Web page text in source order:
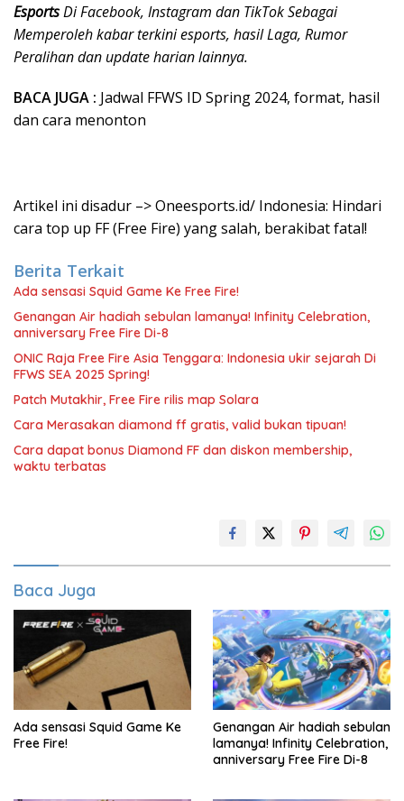
EsportsDi Facebook, Instagram dan TikTok Sebagai
Memperoleh kabar terkini esports, hasil Laga, Rumor
Peralihan dan update harian lainnya.
BACA JUGA : Jadwal FFWS ID Spring 2024, format, hasil
dan cara menonton
Artikel ini disadur –> Oneesports.id/ Indonesia: Hindari
cara top up FF (Free Fire) yang salah, berakibat fatal!
Berita Terkait
Ada sensasi Squid Game Ke Free Fire!
Genangan Air hadiah sebulan lamanya! Infinity Celebration,
anniversary Free Fire Di-8
ONIC Raja Free Fire Asia Tenggara: Indonesia ukir sejarah Di
FFWS SEA 2025 Spring!
Patch Mutakhir, Free Fire rilis map Solara
Cara Merasakan diamond ff gratis, valid bukan tipuan!
Cara dapat bonus Diamond FF dan diskon membership,
waktu terbatas
Baca Juga
Ada sensasi Squid Game Ke
Free Fire!
Genangan Air hadiah sebulan
lamanya! Infinity Celebration,
anniversary Free Fire Di-8